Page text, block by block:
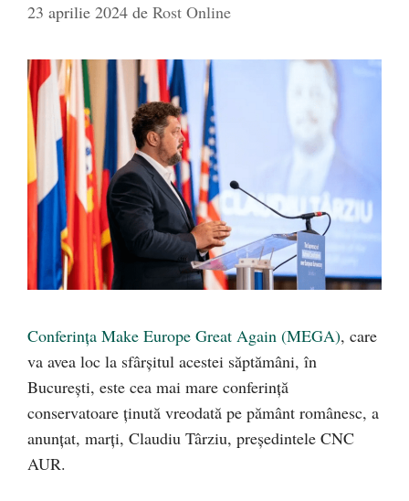
23 aprilie 2024 de Rost Online
Conferința Make Europe Great Again (MEGA), care
va avea loc la sfârșitul acestei săptămâni, în
București, este cea mai mare conferință
conservatoare ținută vreodată pe pământ românesc, a
anunțat, marți, Claudiu Târziu, președintele CNC
AUR.